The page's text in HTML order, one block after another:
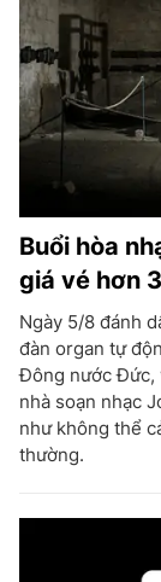
Buổi hòa
giá vé hơn
Ngày 5/8 đánh
đàn organ tự
Đông nước Đức,
nhà soạn nhạc
như không thể
thường.